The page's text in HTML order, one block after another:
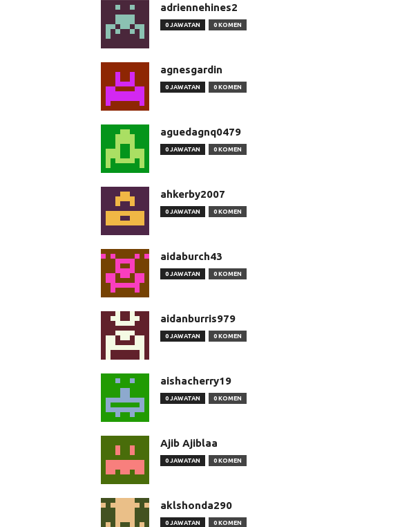
adriennehines2
0 JAWATAN 0 KOMEN
agnesgardin
0 JAWATAN 0 KOMEN
aguedagnq0479
0 JAWATAN 0 KOMEN
ahkerby2007
0 JAWATAN 0 KOMEN
aidaburch43
0 JAWATAN 0 KOMEN
aidanburris979
0 JAWATAN 0 KOMEN
aishacherry19
0 JAWATAN 0 KOMEN
Ajib Ajiblaa
0 JAWATAN 0 KOMEN
aklshonda290
0 JAWATAN 0 KOMEN